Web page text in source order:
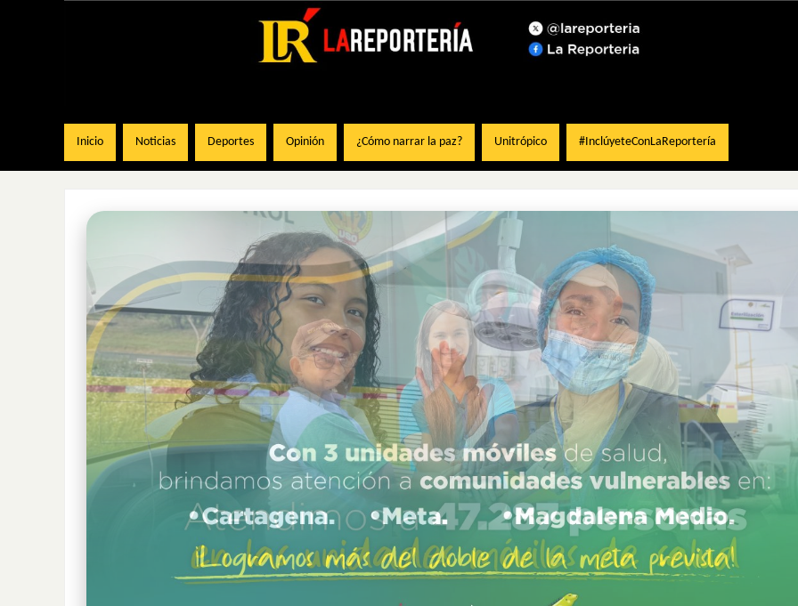
Inicio Noticias Deportes Opinión ¿Cómo narrar la paz? Unitrópico #InclúyeteConLaReportería